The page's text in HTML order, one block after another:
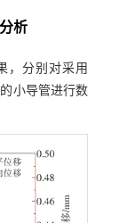
析
，分别对采用
的小导管进行数